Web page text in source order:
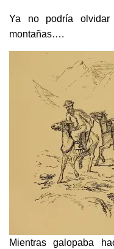
Ya no podría
montañas….
Mientras galopaba